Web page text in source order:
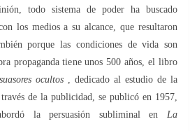
todo sistema de poder ha buscado
los medios a su alcance, que resultaron
porque las condiciones de vida son
propaganda tiene unos 500 años, el libro
ocultos , dedicado al estudio de la
de la publicidad, se publicó en 1957,
la persuasión subliminal en La